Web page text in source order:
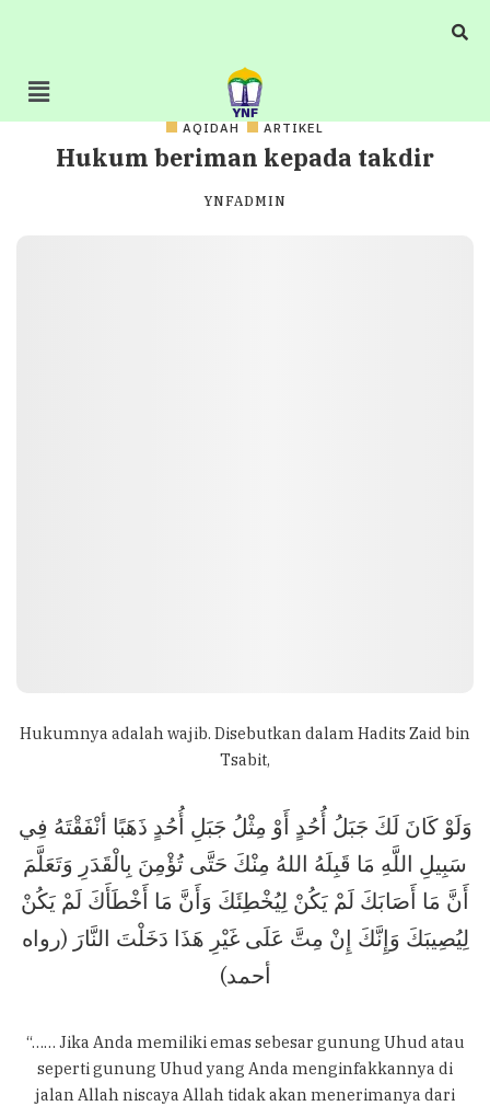
AQIDAH ARTIKEL
Hukum beriman kepada takdir
YNFADMIN
Hukumnya adalah wajib. Disebutkan dalam Hadits Zaid bin
Tsabit,
وَلَوْ كَانَ لَكَ جَبَلُ أُحُدٍ أَوْ مِثْلُ جَبَلِ أُحُدٍ ذَهَبًا أنْفَقْتَهُ فِي
سَبِيلِ اللَّهِ مَا قَبِلَهُ اللهُ مِنْكَ حَتَّى تُؤْمِنَ بِالْقَدَرِ وَتَعَلَّمَ
أَنَّ مَا أَصَابَكَ لَمْ يَكُنْ لِيُخْطِئَكَ وَأَنَّ مَا أَخْطَأَكَ لَمْ يَكُنْ
لِيُصِيبَكَ وَإِنَّكَ إِنْ مِتَّ عَلَى غَيْرِ هَذَا دَخَلْتَ النَّارَ (رواه
أحمد)
“…… Jika Anda memiliki emas sebesar gunung Uhud atau
seperti gunung Uhud yang Anda menginfakkannya di
jalan Allah niscaya Allah tidak akan menerimanya dari